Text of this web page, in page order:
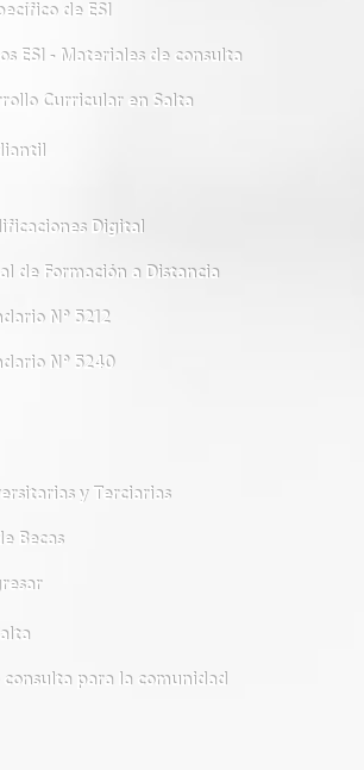
de ESI
ESI - Materiales de consulta
Curricular en Salta
Digital
de Formación a Distancia
Nº 5212
Nº 5240
y Terciarias
Becas
para la comunidad